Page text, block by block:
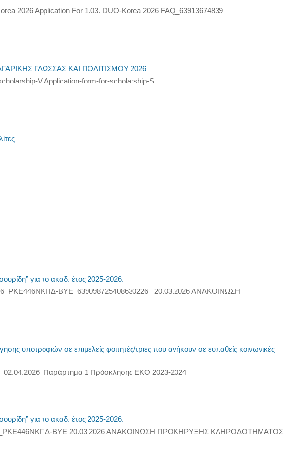
2026 Application For 1.03. DUO-Korea 2026 FAQ_63913674839
ΓΛΩΣΣΑΣ ΚΑΙ ΠΟΛΙΤΙΣΜΟΥ 2026
V Application-form-for-scholarship-S
για το ακαδ. έτος 2025-2026.
ΒΥΕ_639098725408630226 20.03.2026 ΑΝΑΚΟΙΝΩΣΗ
υποτροφιών σε επιμελείς φοιτητές/τριες που ανήκουν σε ευπαθείς κοινωνικές
1 Πρόσκλησης ΕΚΟ 2023-2024
για το ακαδ. έτος 2025-2026.
ΒΥΕ 20.03.2026 ΑΝΑΚΟΙΝΩΣΗ ΠΡΟΚΗΡΥΞΗΣ ΚΛΗΡΟΔΟΤΗΜΑΤΟΣ